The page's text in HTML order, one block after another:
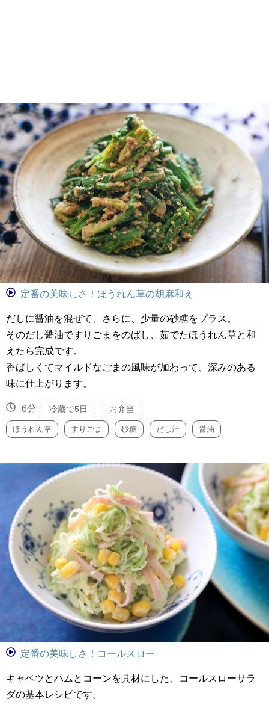
定番の美味しさ！ほうれん草の胡麻和え
だしに醤油を混ぜて、さらに、少量の砂糖をプラス。
そのだし醤油ですりごまをのばし、茹でたほうれん草と和
えたら完成です。
香ばしくてマイルドなごまの風味が加わって、深みのある
味に仕上がります。
6分 冷蔵で5日 お弁当
ほうれん草 すりごま 砂糖 だし汁 醤油
定番の美味しさ！コールスロー
キャベツとハムとコーンを具材にした、コールスローサラ
ダの基本レシピです。